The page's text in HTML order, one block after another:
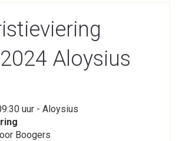
Aloysius
uur - Aloysius
Boogers